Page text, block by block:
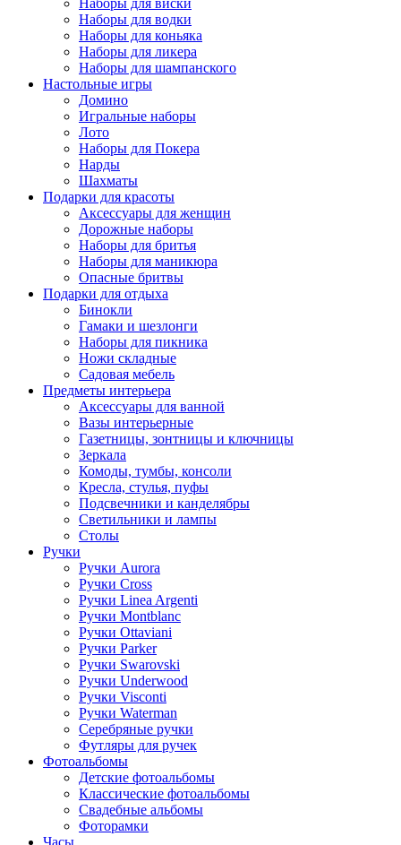
Наборы для виски
Наборы для водки
Наборы для коньяка
Наборы для ликера
Наборы для шампанского
Настольные игры
Домино
Игральные наборы
Лото
Наборы для Покера
Нарды
Шахматы
Подарки для красоты
Аксессуары для женщин
Дорожные наборы
Наборы для бритья
Наборы для маникюра
Опасные бритвы
Подарки для отдыха
Бинокли
Гамаки и шезлонги
Наборы для пикника
Ножи складные
Садовая мебель
Предметы интерьера
Аксессуары для ванной
Вазы интерьерные
Газетницы, зонтницы и ключницы
Зеркала
Комоды, тумбы, консоли
Кресла, стулья, пуфы
Подсвечники и канделябры
Светильники и лампы
Столы
Ручки
Ручки Aurora
Ручки Cross
Ручки Linea Argenti
Ручки Montblanc
Ручки Ottaviani
Ручки Parker
Ручки Swarovski
Ручки Underwood
Ручки Visconti
Ручки Waterman
Серебряные ручки
Футляры для ручек
Фотоальбомы
Детские фотоальбомы
Классические фотоальбомы
Свадебные альбомы
Фоторамки
Часы